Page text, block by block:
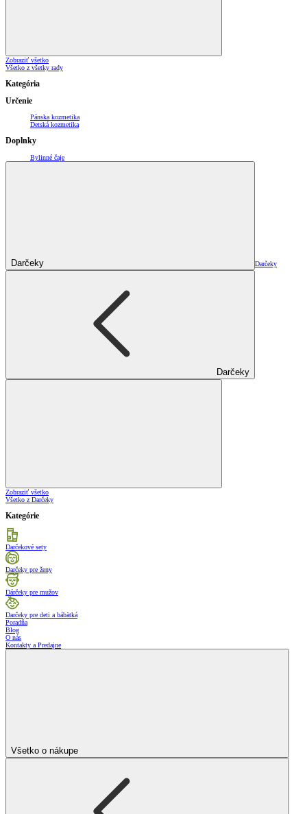
Zobraziť všetko
Všetko z všetky rady
Kategória
Určenie
Pánska kozmetika
Detská kozmetika
Doplnky
Bylinné čaje
Darčeky Darčeky
Darčeky
Zobraziť všetko
Všetko z Darčeky
Kategórie
Darčekové sety
Darčeky pre ženy
Dárčeky pre mužov
Darčeky pre deti a bábätká
Poradňa
Blog
O nás
Kontakty a Predajne
Všetko o nákupe